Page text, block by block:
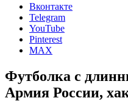
Вконтакте
Telegram
YouTube
Pinterest
MAX
Футболка с
Армия России,